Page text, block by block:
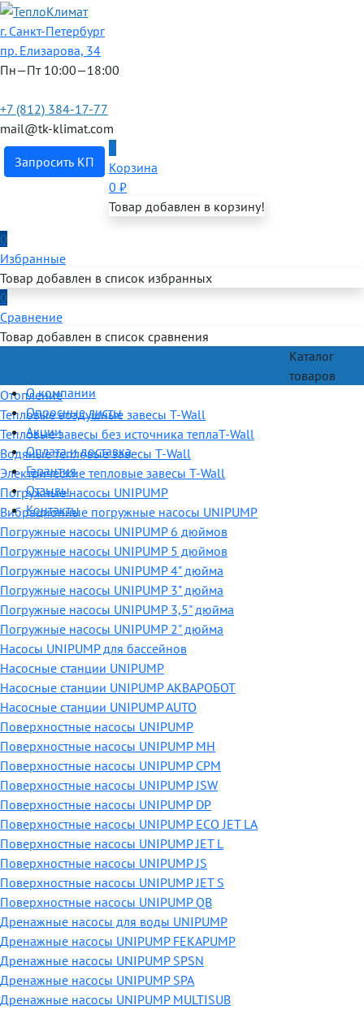
г. Санкт-Петербург
пр. Елизарова, 34
Пн—Пт 10:00—18:00
+7 (812) 384-17-77
mail@tk-klimat.com
Запросить КП
0
Корзина
0 ₽
Товар добавлен в корзину!
0
Избранные
Товар добавлен в список избранных
0
Сравнение
Товар добавлен в список сравнения
О компании
Опросные листы
Акции
Оплата и доставка
Гарантия
Отзывы
Контакты
Каталог
товаров
Отопление
Тепловые воздушные завесы T-Wall
Тепловые завесы без источника теплаT-Wall
Водяные тепловые завесы T-Wall
Электрические тепловые завесы T-Wall
Погружные насосы UNIPUMP
Вибрационные погружные насосы UNIPUMP
Погружные насосы UNIPUMP 6 дюймов
Погружные насосы UNIPUMP 5 дюймов
Погружные насосы UNIPUMP 4" дюйма
Погружные насосы UNIPUMP 3" дюйма
Погружные насосы UNIPUMP 3,5" дюйма
Погружные насосы UNIPUMP 2" дюйма
Насосы UNIPUMP для бассейнов
Насосные станции UNIPUMP
Насосные станции UNIPUMP АКВАРОБОТ
Насосные станции UNIPUMP AUTO
Поверхностные насосы UNIPUMP
Поверхностные насосы UNIPUMP MH
Поверхностные насосы UNIPUMP CPM
Поверхностные насосы UNIPUMP JSW
Поверхностные насосы UNIPUMP DP
Поверхностные насосы UNIPUMP ECO JET LA
Поверхностные насосы UNIPUMP JET L
Поверхностные насосы UNIPUMP JS
Поверхностные насосы UNIPUMP JET S
Поверхностные насосы UNIPUMP QB
Дренажные насосы для воды UNIPUMP
Дренажные насосы UNIPUMP FEKAPUMP
Дренажные насосы UNIPUMP SPSN
Дренажные насосы UNIPUMP SPA
Дренажные насосы UNIPUMP MULTISUB